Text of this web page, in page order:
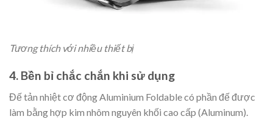
Tương thích với nhiều thiết bị
4. Bền bỉ chắc chắn khi sử dụng
Đế tản nhiệt cơ động Aluminium Foldable có phần đế được
làm bằng hợp kim nhôm nguyên khối cao cấp (Aluminum).